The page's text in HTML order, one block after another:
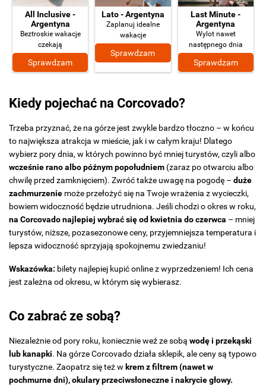
All Inclusive -
Argentyna
Beztroskie wakacje
czekają
Sprawdzam
Lato - Argentyna
Zaplanuj idealne
wakacje
Sprawdzam
Last Minute -
Argentyna
Wylot nawet
następnego dnia
Sprawdzam
Kiedy pojechać na Corcovado?
Trzeba przyznać, że na górze jest zwykle bardzo tłoczno – w końcu
to największa atrakcja w mieście, jak i w całym kraju! Dlatego
wybierz pory dnia, w których powinno być mniej turystów, czyli albo
wcześnie rano albo późnym popołudniem (zaraz po otwarciu albo
chwilę przed zamknięciem). Zwróć także uwagę na pogodę – duże
zachmurzenie może przełożyć się na Twoje wrażenia z wycieczki,
bowiem widoczność będzie utrudniona. Jeśli chodzi o okres w roku,
na Corcovado najlepiej wybrać się od kwietnia do czerwca – mniej
turystów, niższe, pozasezonowe ceny, przyjemniejsza temperatura i
lepsza widoczność sprzyjają spokojnemu zwiedzaniu!
Wskazówka: bilety najlepiej kupić online z wyprzedzeniem! Ich cena
jest zależna od okresu, w którym się wybierasz.
Co zabrać ze sobą?
Niezależnie od pory roku, koniecznie weź ze sobą wodę i przekąski
lub kanapki. Na górze Corcovado działa sklepik, ale ceny są typowo
turystyczne. Zaopatrz się też w krem z filtrem (nawet w
pochmurne dni), okulary przeciwsłoneczne i nakrycie głowy.